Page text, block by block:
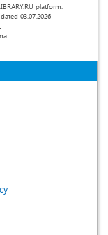
platform.
03.07.2026